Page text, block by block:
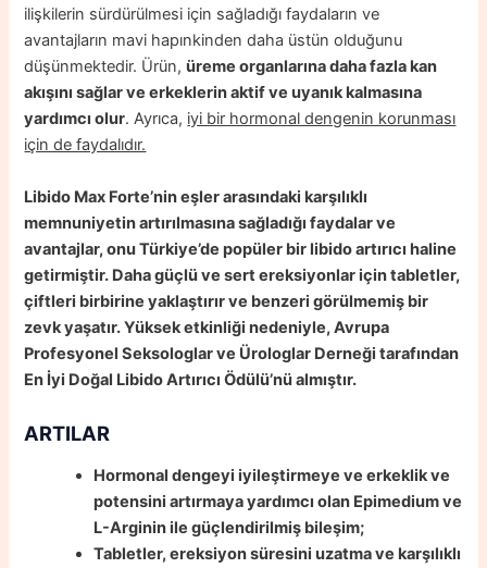
ilişkilerin sürdürülmesi için sağladığı faydaların ve
avantajların mavi hapınkinden daha üstün olduğunu
düşünmektedir. Ürün,üreme organlarına daha fazla kan
akışını sağlar ve erkeklerin aktif ve uyanık kalmasına
yardımcı olur. Ayrıca, iyi bir hormonal dengenin korunması
için de faydalıdır.
Libido Max Forte’nin eşler arasındaki karşılıklı
memnuniyetin artırılmasına sağladığı faydalar ve
avantajlar, onu Türkiye’de popüler bir libido artırıcı haline
getirmiştir. Daha güçlü ve sert ereksiyonlar için tabletler,
çiftleri birbirine yaklaştırır ve benzeri görülmemiş bir
zevk yaşatır. Yüksek etkinliği nedeniyle, Avrupa
Profesyonel Seksologlar ve Ürologlar Derneği tarafından
En İyi Doğal Libido Artırıcı Ödülü’nü almıştır.
ARTILAR
Hormonal dengeyi iyileştirmeye ve erkeklik ve
potensini artırmaya yardımcı olan Epimedium ve
L-Arginin ile güçlendirilmiş bileşim;
Tabletler, ereksiyon süresini uzatma ve karşılıklı